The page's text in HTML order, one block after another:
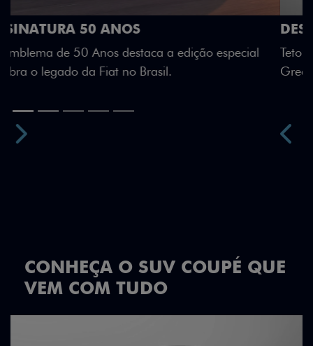
DESIGN QUE SE DESTACA
Teto bicolor, adesivos estilizados e detalhes em Citrus
Green criam uma identidade visual única.
Previous
CONHEÇA O SUV COUPÉ QUE
VEM COM TUDO